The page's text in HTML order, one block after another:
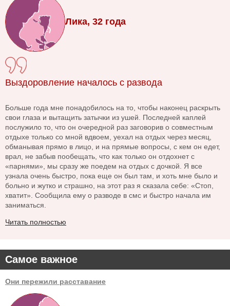
Самое важное
Они пережили расставание
Лика, 32 года
Выздоровление началось с развода
Больше года мне понадобилось на то, чтобы наконец раскрыть
свои глаза и вытащить затычки из ушей. Последней каплей
послужило то, что он очередной раз заговорив о совместным
отдыхе только со мной вдвоем, уехал на отдых через месяц,
обманывая прямо в лицо, и на прямые вопросы, с кем он едет,
врал, не забыв пообещать, что как только он отдохнет с
«парнями», мы сразу же поедем на отдых с дочкой. Я все
узнала очень быстро, пока еще он был там, и хоть мне было и
больно и жутко и страшно, на этот раз я сказала себе: «Стоп,
хватит». Сообщила ему о разводе в смс и быстро начала им
заниматься.
Читать полностью